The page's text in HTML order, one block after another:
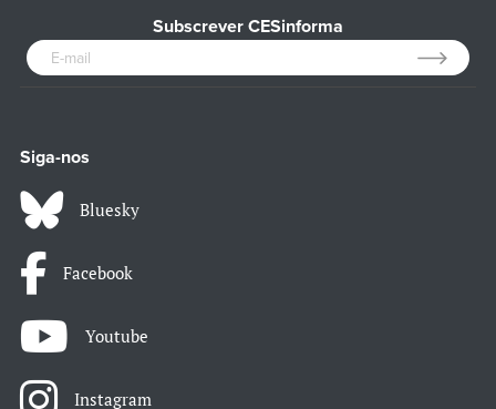
Subscrever CESinforma
Siga-nos
Bluesky
Facebook
Youtube
Instagram